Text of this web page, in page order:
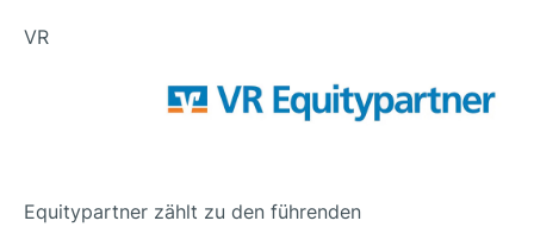
VR
Equitypartner zählt zu den führenden